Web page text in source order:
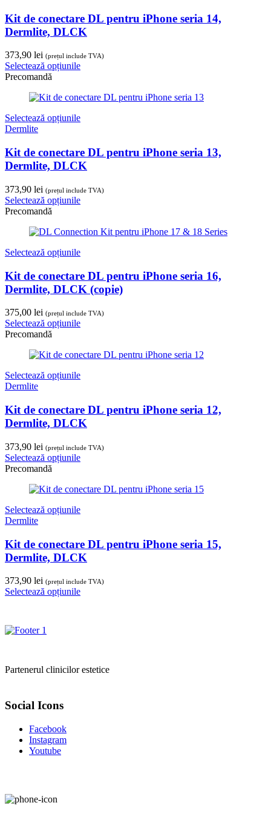
Kit de conectare DL pentru iPhone seria 14,
Dermlite, DLCK
373,90 lei (prețul include TVA)
Selectează opțiunile
Precomandă
Selectează opțiunile
Dermlite
Kit de conectare DL pentru iPhone seria 13,
Dermlite, DLCK
373,90 lei (prețul include TVA)
Selectează opțiunile
Precomandă
Selectează opțiunile
Kit de conectare DL pentru iPhone seria 16,
Dermlite, DLCK (copie)
375,00 lei (prețul include TVA)
Selectează opțiunile
Precomandă
Selectează opțiunile
Dermlite
Kit de conectare DL pentru iPhone seria 12,
Dermlite, DLCK
373,90 lei (prețul include TVA)
Selectează opțiunile
Precomandă
Selectează opțiunile
Dermlite
Kit de conectare DL pentru iPhone seria 15,
Dermlite, DLCK
373,90 lei (prețul include TVA)
Selectează opțiunile
Partenerul clinicilor estetice
Social Icons
Facebook
Instagram
Youtube